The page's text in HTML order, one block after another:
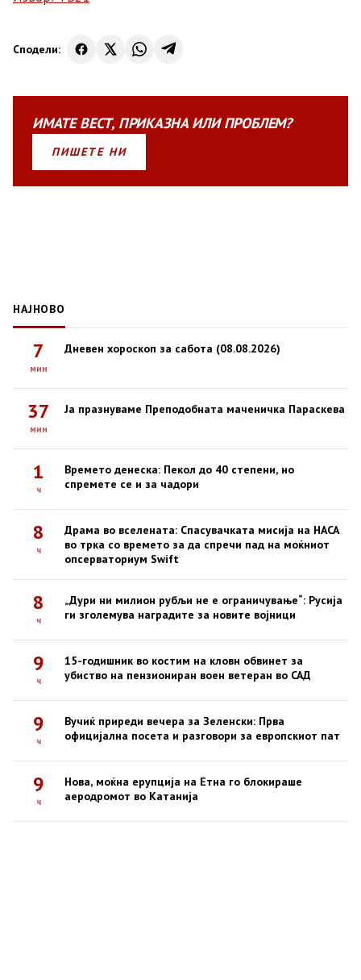
Сподели:
ИМАТЕВЕСТ, ПРИКАЗНАИЛИПРОБЛЕМ?
ПИШЕТЕ НИ
НАЈНОВО
7
мин
Дневен хороскоп за сабота (08.08.2026)
37
мин
Ја празнуваме Преподобната маченичка Параскева
1
ч
Времето денеска: Пекол до 40 степени, но
спремете се и за чадори
8
ч
Драма во вселената: Спасувачката мисија на НАСА
во трка со времето за да спречи пад на моќниот
опсерваториум Swift
8
ч
„Дури ни милион рубљи не е ограничување“: Русија
ги зголемува наградите за новите војници
9
ч
15-годишник во костим на кловн обвинет за
убиство на пензиониран воен ветеран во САД
9
ч
Вучиќ приреди вечера за Зеленски: Прва
официјална посета и разговори за европскиот пат
9
ч
Нова, моќна ерупција на Етна го блокираше
аеродромот во Катанија